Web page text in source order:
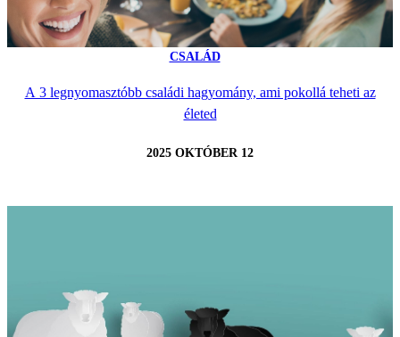
CSALÁD
A 3 legnyomasztóbb családi hagyomány, ami pokollá teheti az
életed
2025 OKTÓBER 12